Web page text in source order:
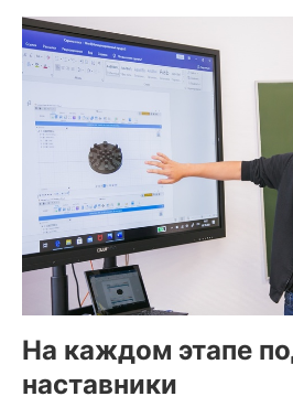
На каждом этапе
наставники